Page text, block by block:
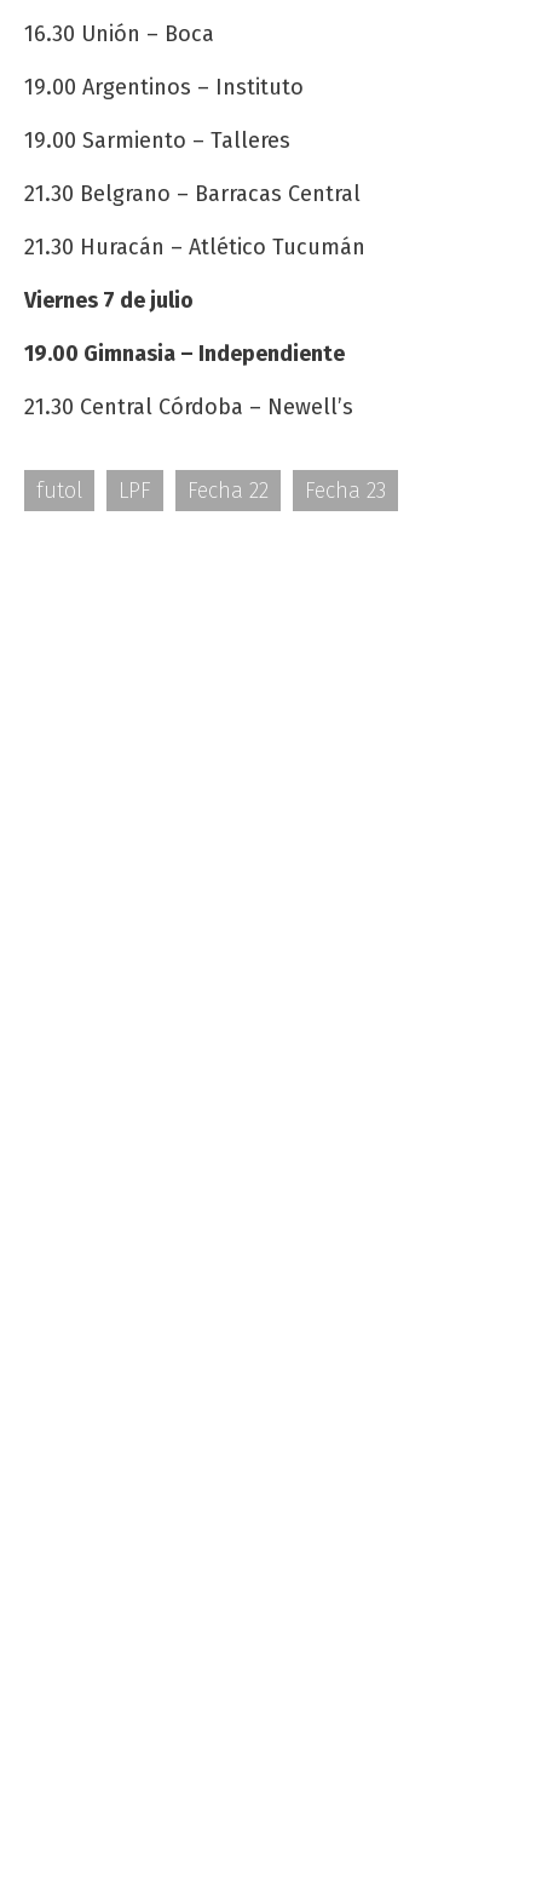
16.30 Unión – Boca
19.00 Argentinos – Instituto
19.00 Sarmiento – Talleres
21.30 Belgrano – Barracas Central
21.30 Huracán – Atlético Tucumán
Viernes 7 de julio
19.00 Gimnasia – Independiente
21.30 Central Córdoba – Newell’s
futol LPF Fecha 22 Fecha 23